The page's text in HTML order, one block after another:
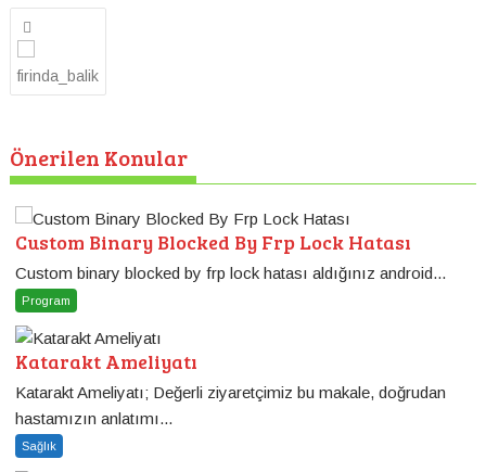
Yazı
gezinmesi
firinda_balik
Önerilen Konular
Custom Binary Blocked By Frp Lock Hatası
Custom binary blocked by frp lock hatası aldığınız android...
Program
Katarakt Ameliyatı
Katarakt Ameliyatı; Değerli ziyaretçimiz bu makale, doğrudan
hastamızın anlatımı...
Sağlık